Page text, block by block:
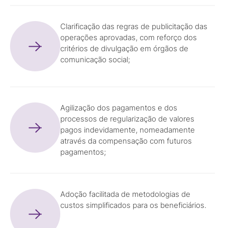
Clarificação das regras de publicitação das
operações aprovadas, com reforço dos
critérios de divulgação em órgãos de
comunicação social;
Agilização dos pagamentos e dos
processos de regularização de valores
pagos indevidamente, nomeadamente
através da compensação com futuros
pagamentos;
Adoção facilitada de metodologias de
custos simplificados para os beneficiários.